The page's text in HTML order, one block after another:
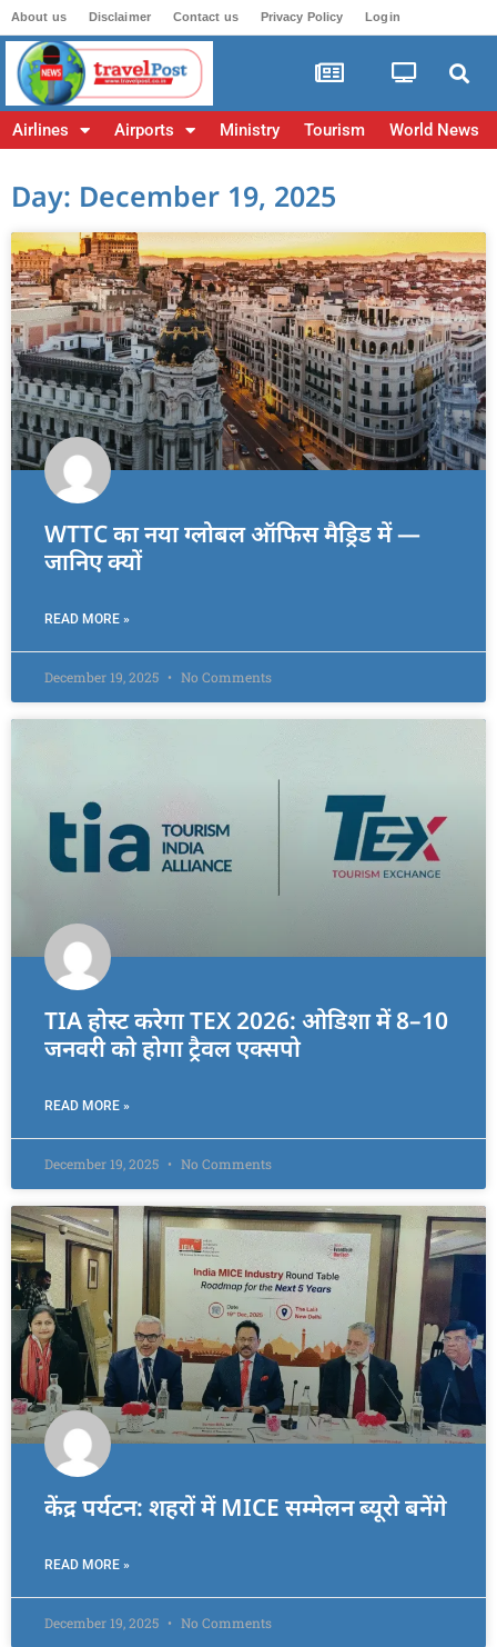
About us Disclaimer Contact us Privacy Policy Login
Airlines Airports Ministry Tourism World News
Day: December 19, 2025
WTTC का नया ग्लोबल ऑफिस मैड्रिड में —
जानिए क्यों
READ MORE »
December 19, 2025 No Comments
TIA होस्ट करेगा TEX 2026: ओडिशा में 8–10
जनवरी को होगा ट्रैवल एक्सपो
READ MORE »
December 19, 2025 No Comments
केंद्र पर्यटन: शहरों में MICE सम्मेलन ब्यूरो बनेंगे
READ MORE »
December 19, 2025 No Comments